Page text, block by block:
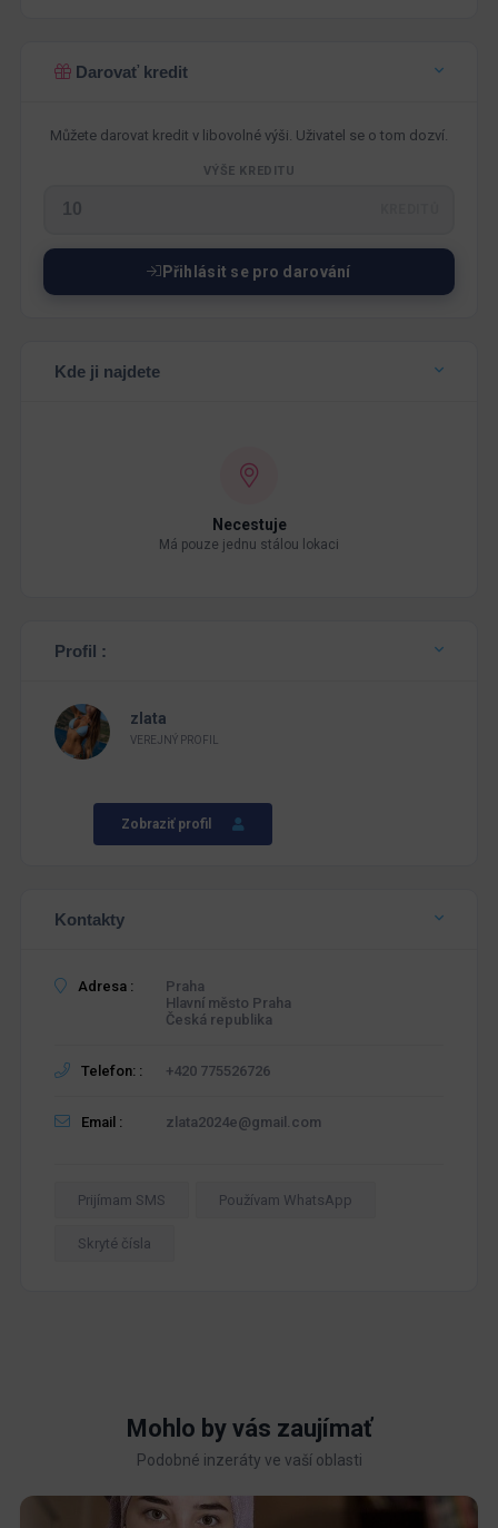
Darovať kredit
Můžete darovat kredit v libovolné výši. Uživatel se o tom dozví.
VÝŠE KREDITU
Přihlásit se pro darování
Kde ji najdete
Necestuje
Má pouze jednu stálou lokaci
Profil :
zlata
VEREJNÝ PROFIL
Zobraziť profil
Kontakty
Adresa :
Praha
Hlavní město Praha
Česká republika
Telefon: : +420 775526726
Email : zlata2024e@gmail.com
Prijímam SMS Používam WhatsApp
Skryté čísla
Mohlo by vás zaujímať
Podobné inzeráty ve vaší oblasti